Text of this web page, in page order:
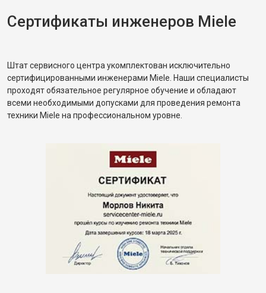
Сертификаты инженеров Miele
Штат сервисного центра укомплектован исключительно
сертифицированными инженерами Miele. Наши специалисты
проходят обязательное регулярное обучение и обладают
всеми необходимыми допусками для проведения ремонта
техники Miele на профессиональном уровне.